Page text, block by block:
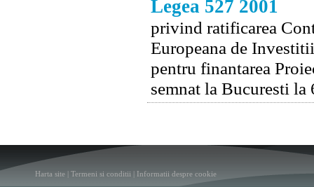
Legea 527 2001
privind ratificarea
Europeana de
pentru finantarea
semnat la Bucuresti
Harta site Termeni si conditii Informatii despre cookie